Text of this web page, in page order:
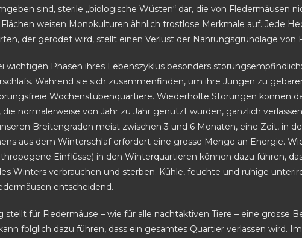
sind, sterile „biologische Wüsten“ dar, die von Fledermäusen
weisen Monokulturen ähnlich trostlose Merkmale auf. Jede
der gerodet wird, stellt einen Verlust der Nahrungsgrundlage von
wichtigen Phasen ihres Lebenszyklus besonders
Während sie sich zusammenfinden, um ihre Jungen zu
Wochenstubenquartiere. Wiederholte Störungen können
normalerweise von Jahr zu Jahr genutzt wurden, gänzlich
Breitengraden meist zwischen 3 und 6 Monaten, eine Zeit, in
aus dem Winterschlaf erfordert eine grosse Menge an Energie.
Einflüsse) in den Winterquartieren können dazu führen,
Winters verbrauchen und sterben. Kühle, feuchte und ruhige
entscheidend.
für Fledermäuse – wie für alle nachtaktiven Tiere – eine grosse
folglich dazu führen, dass ein gesamtes Quartier verlassen wird.